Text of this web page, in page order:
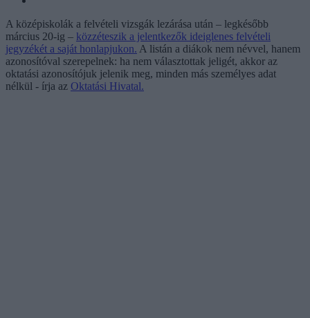
A középiskolák a felvételi vizsgák lezárása után – legkésőbb
március 20-ig – közzéteszik a jelentkezők ideiglenes felvételi
jegyzékét a saját honlapjukon. A listán a diákok nem névvel, hanem
azonosítóval szerepelnek: ha nem választottak jeligét, akkor az
oktatási azonosítójuk jelenik meg, minden más személyes adat
nélkül - írja az Oktatási Hivatal.